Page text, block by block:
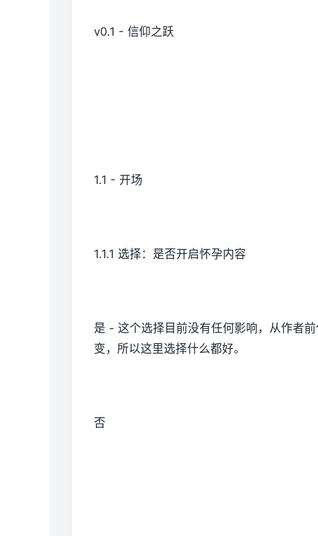
v0.1 - 信仰之跃
1.1 - 开场
1.1.1 选择：是否开启怀孕内容
是 - 这个选择目前没有任何影响，从作者
变，所以这里选择什么都好。
否